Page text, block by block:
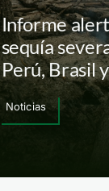
Informe
sequía
Perú, Brasil
Noticias